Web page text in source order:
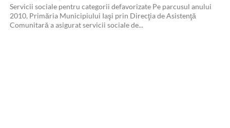
Servicii sociale pentru categorii defavorizate Pe parcusul anului
2010, Primăria Municipiului Iaşi prin Direcţia de Asistenţă
Comunitară a asigurat servicii sociale de...